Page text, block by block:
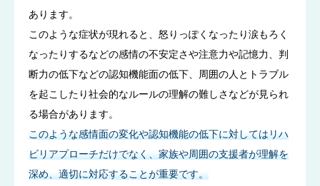
あります。
このような症状が現れると、怒りっぽくなったり涙もろく
なったりするなどの感情の不安定さや注意力や記憶力、判
断力の低下などの認知機能面の低下、周囲の人とトラブル
を起こしたり社会的なルールの理解の難しさなどが見られ
る場合があります。
このような感情面の変化や認知機能の低下に対してはリハ
ビリアプローチだけでなく、家族や周囲の支援者が理解を
深め、適切に対応することが重要です。